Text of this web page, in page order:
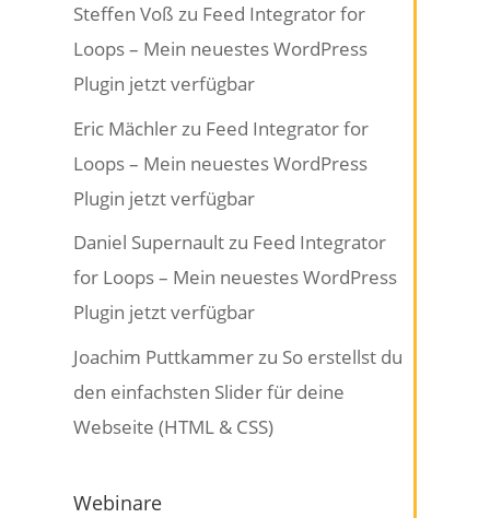
Steffen Voß zu Feed Integrator for
Loops – Mein neuestes WordPress
Plugin jetzt verfügbar
Eric Mächlerzu Feed Integrator for
Loops – Mein neuestes WordPress
Plugin jetzt verfügbar
Daniel Supernaultzu Feed Integrator
for Loops – Mein neuestes WordPress
Plugin jetzt verfügbar
Joachim Puttkammerzu So erstellst du
den einfachsten Slider für deine
Webseite (HTML & CSS)
Webinare